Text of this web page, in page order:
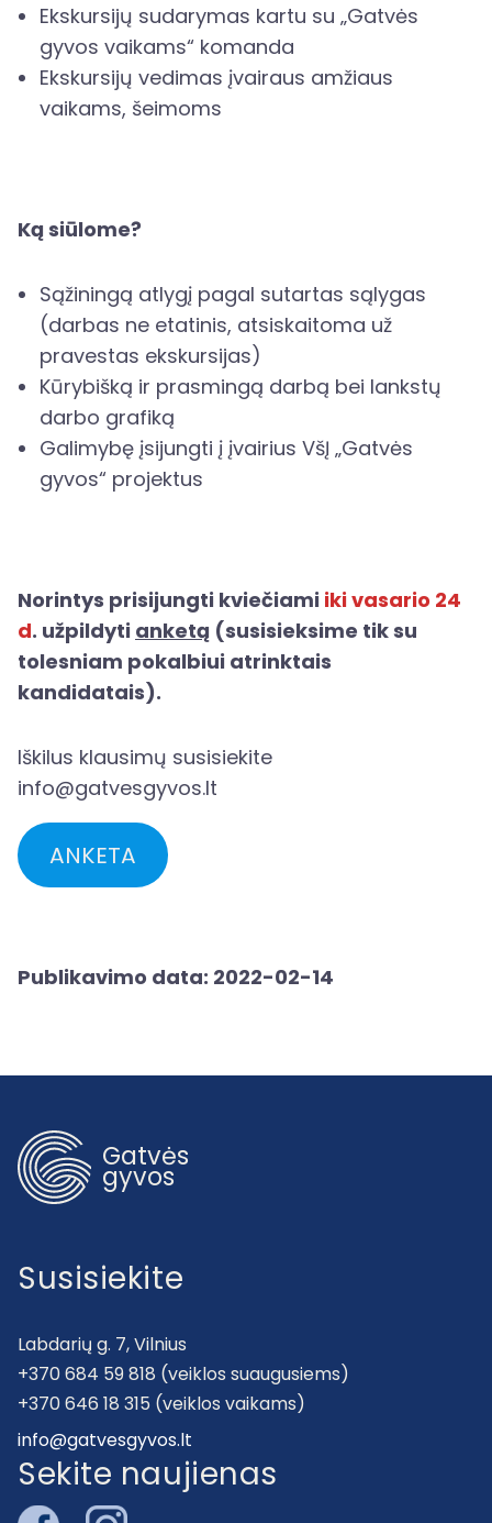
Ekskursijų sudarymas kartu su „Gatvės
gyvos vaikams“ komanda
Ekskursijų vedimas įvairaus amžiaus
vaikams, šeimoms
Ką siūlome?
Sąžiningą atlygį pagal sutartas sąlygas
(darbas ne etatinis, atsiskaitoma už
pravestas ekskursijas)
Kūrybišką ir prasmingą darbą bei lankstų
darbo grafiką
Galimybę įsijungti į įvairius VšĮ „Gatvės
gyvos“ projektus
Norintys prisijungti kviečiami iki vasario 24
d. užpildyti anketą (susisieksime tik su
tolesniam pokalbiui atrinktais
kandidatais).
Iškilus klausimų susisiekite
info@gatvesgyvos.lt
ANKETA
Publikavimo data: 2022-02-14
Gatvės
gyvos
Susisiekite
Labdarių g. 7, Vilnius
+370 684 59 818 (veiklos suaugusiems)
+370 646 18 315 (veiklos vaikams)
info@gatvesgyvos.lt
Sekite naujienas